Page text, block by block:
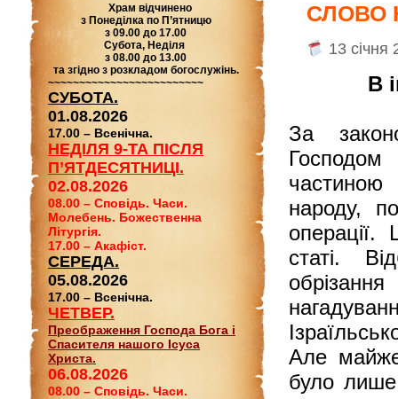
Храм відчинено
з Понеділка по П’ятницю
з 09.00 до 17.00
Субота, Неділя
з 08.00 до 13.00
та згідно з розкладом богослужінь.
~~~~~~~~~~~~~~~~~~~~~~~~~
СУБОТА.
01.08.2026
17.00 – Всенічна.
НЕДІЛЯ 9-ТА ПІСЛЯ
П’ЯТДЕСЯТНИЦІ.
02.08.2026
08.00 – Сповідь. Часи.
Молебень. Божественна
Літургія.
17.00 – Акафіст.
СЕРЕДА.
05.08.2026
17.00 – Всенічна.
ЧЕТВЕР.
Преображення Господа Бога і
Спасителя нашого Ісуса
Христа.
06.08.2026
08.00 – Сповідь. Часи.
СЛОВО
13 січня
В
За
частиною
народу,
операції.
статі.
Але
було